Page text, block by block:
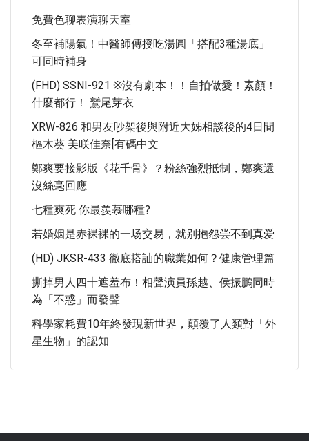
免費色聊表演聊天室
冬至補陽氣！中醫師傳授吃湯圓「搭配3種湯底」
可同時補身
(FHD) SSNI-921 ※沒有劇本！！自拍做愛！素顏！
什麼都行！ 鷲尾芽衣
XRW-826 和男友吵架後與附近大姊相談後的4日間
樞木葵 美咲佳奈[有碼中文
鄭爽要接影版《花千骨》？粉絲強烈抵制，鄭爽還
沒絲毫回應
七種爽死 你最羨慕哪種?
若婚姻是赤裸裸的一场交易，就别抱怨尝不到真爱
(HD) JKSR-433 徹底搭訕的職業如何？健康管理篇
撕掉男人四十遮羞布！相聲演員孫越、侯振鵬同時
為「不惑」而發聲
科學家耗費10年終發現新世界，顛覆了人類對「外
星生物」的認知